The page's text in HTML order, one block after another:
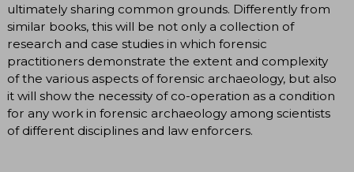
ultimately sharing common grounds. Differently from
similar books, this will be not only a collection of
research and case studies in which forensic
practitioners demonstrate the extent and complexity
of the various aspects of forensic archaeology, but also
it will show the necessity of co-operation as a condition
for any work in forensic archaeology among scientists
of different disciplines and law enforcers.